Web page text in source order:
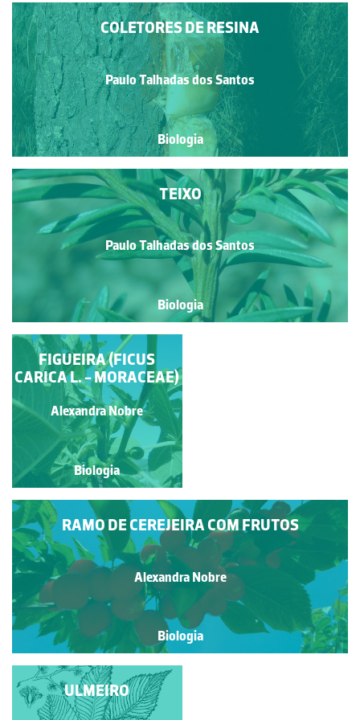
COLETORES DE RESINA
Paulo Talhadas dos Santos
Biologia
TEIXO
Paulo Talhadas dos Santos
Biologia
INDÍCIOS DE
PRESENÇA DE URSO
Paulo Talhadas dos Santos
Biologia
RAMO DE CEREJEIRA COM FRUTOS
Alexandra Nobre
Biologia
FIGUEIRA (FICUS
CARICA L. - MORACEAE)
Alexandra Nobre
Biologia
TIPUANA TIPU
(BENTH.) O. KUNTZE
ULMEIRO